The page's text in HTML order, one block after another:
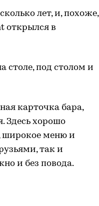
лет, и, похоже,
открылся в
столе, под столом и
карточка бара,
Здесь хорошо
широкое меню и
так и
и без повода.